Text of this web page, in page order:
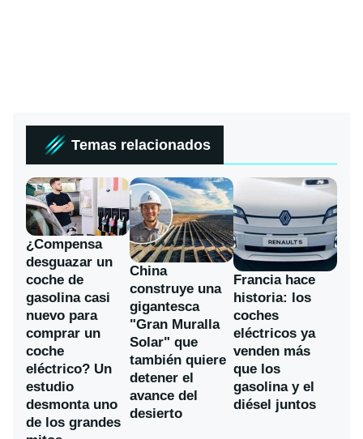
Temas relacionados
¿Compensa
desguazar un
coche de
gasolina casi
nuevo para
comprar un
coche
eléctrico? Un
estudio
desmonta uno
de los grandes
China
construye una
gigantesca
"Gran Muralla
Solar" que
también quiere
detener el
avance del
desierto
Francia hace
historia: los
coches
eléctricos ya
venden más
que los
gasolina y el
diésel juntos